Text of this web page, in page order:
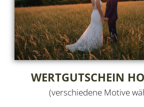
WERTGUTSCHEIN
(verschiedene Motive